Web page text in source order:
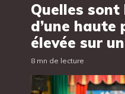
Quelles sont
d’une haute
élevée sur
8 mn de lecture